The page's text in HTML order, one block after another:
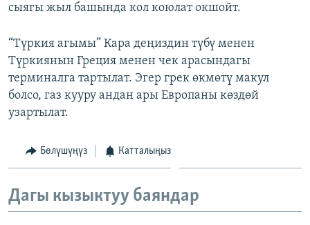
сыягы жыл башында кол коюлат окшойт.
“Түркия агымы” Кара деңиздин түбү менен
Түркиянын Греция менен чек арасындагы
терминалга тартылат. Эгер грек өкмөтү макул
болсо, газ кууру андан ары Европаны көздөй
узартылат.
Бөлүшүңүз Катталыңыз
Дагы кызыктуу баяндар